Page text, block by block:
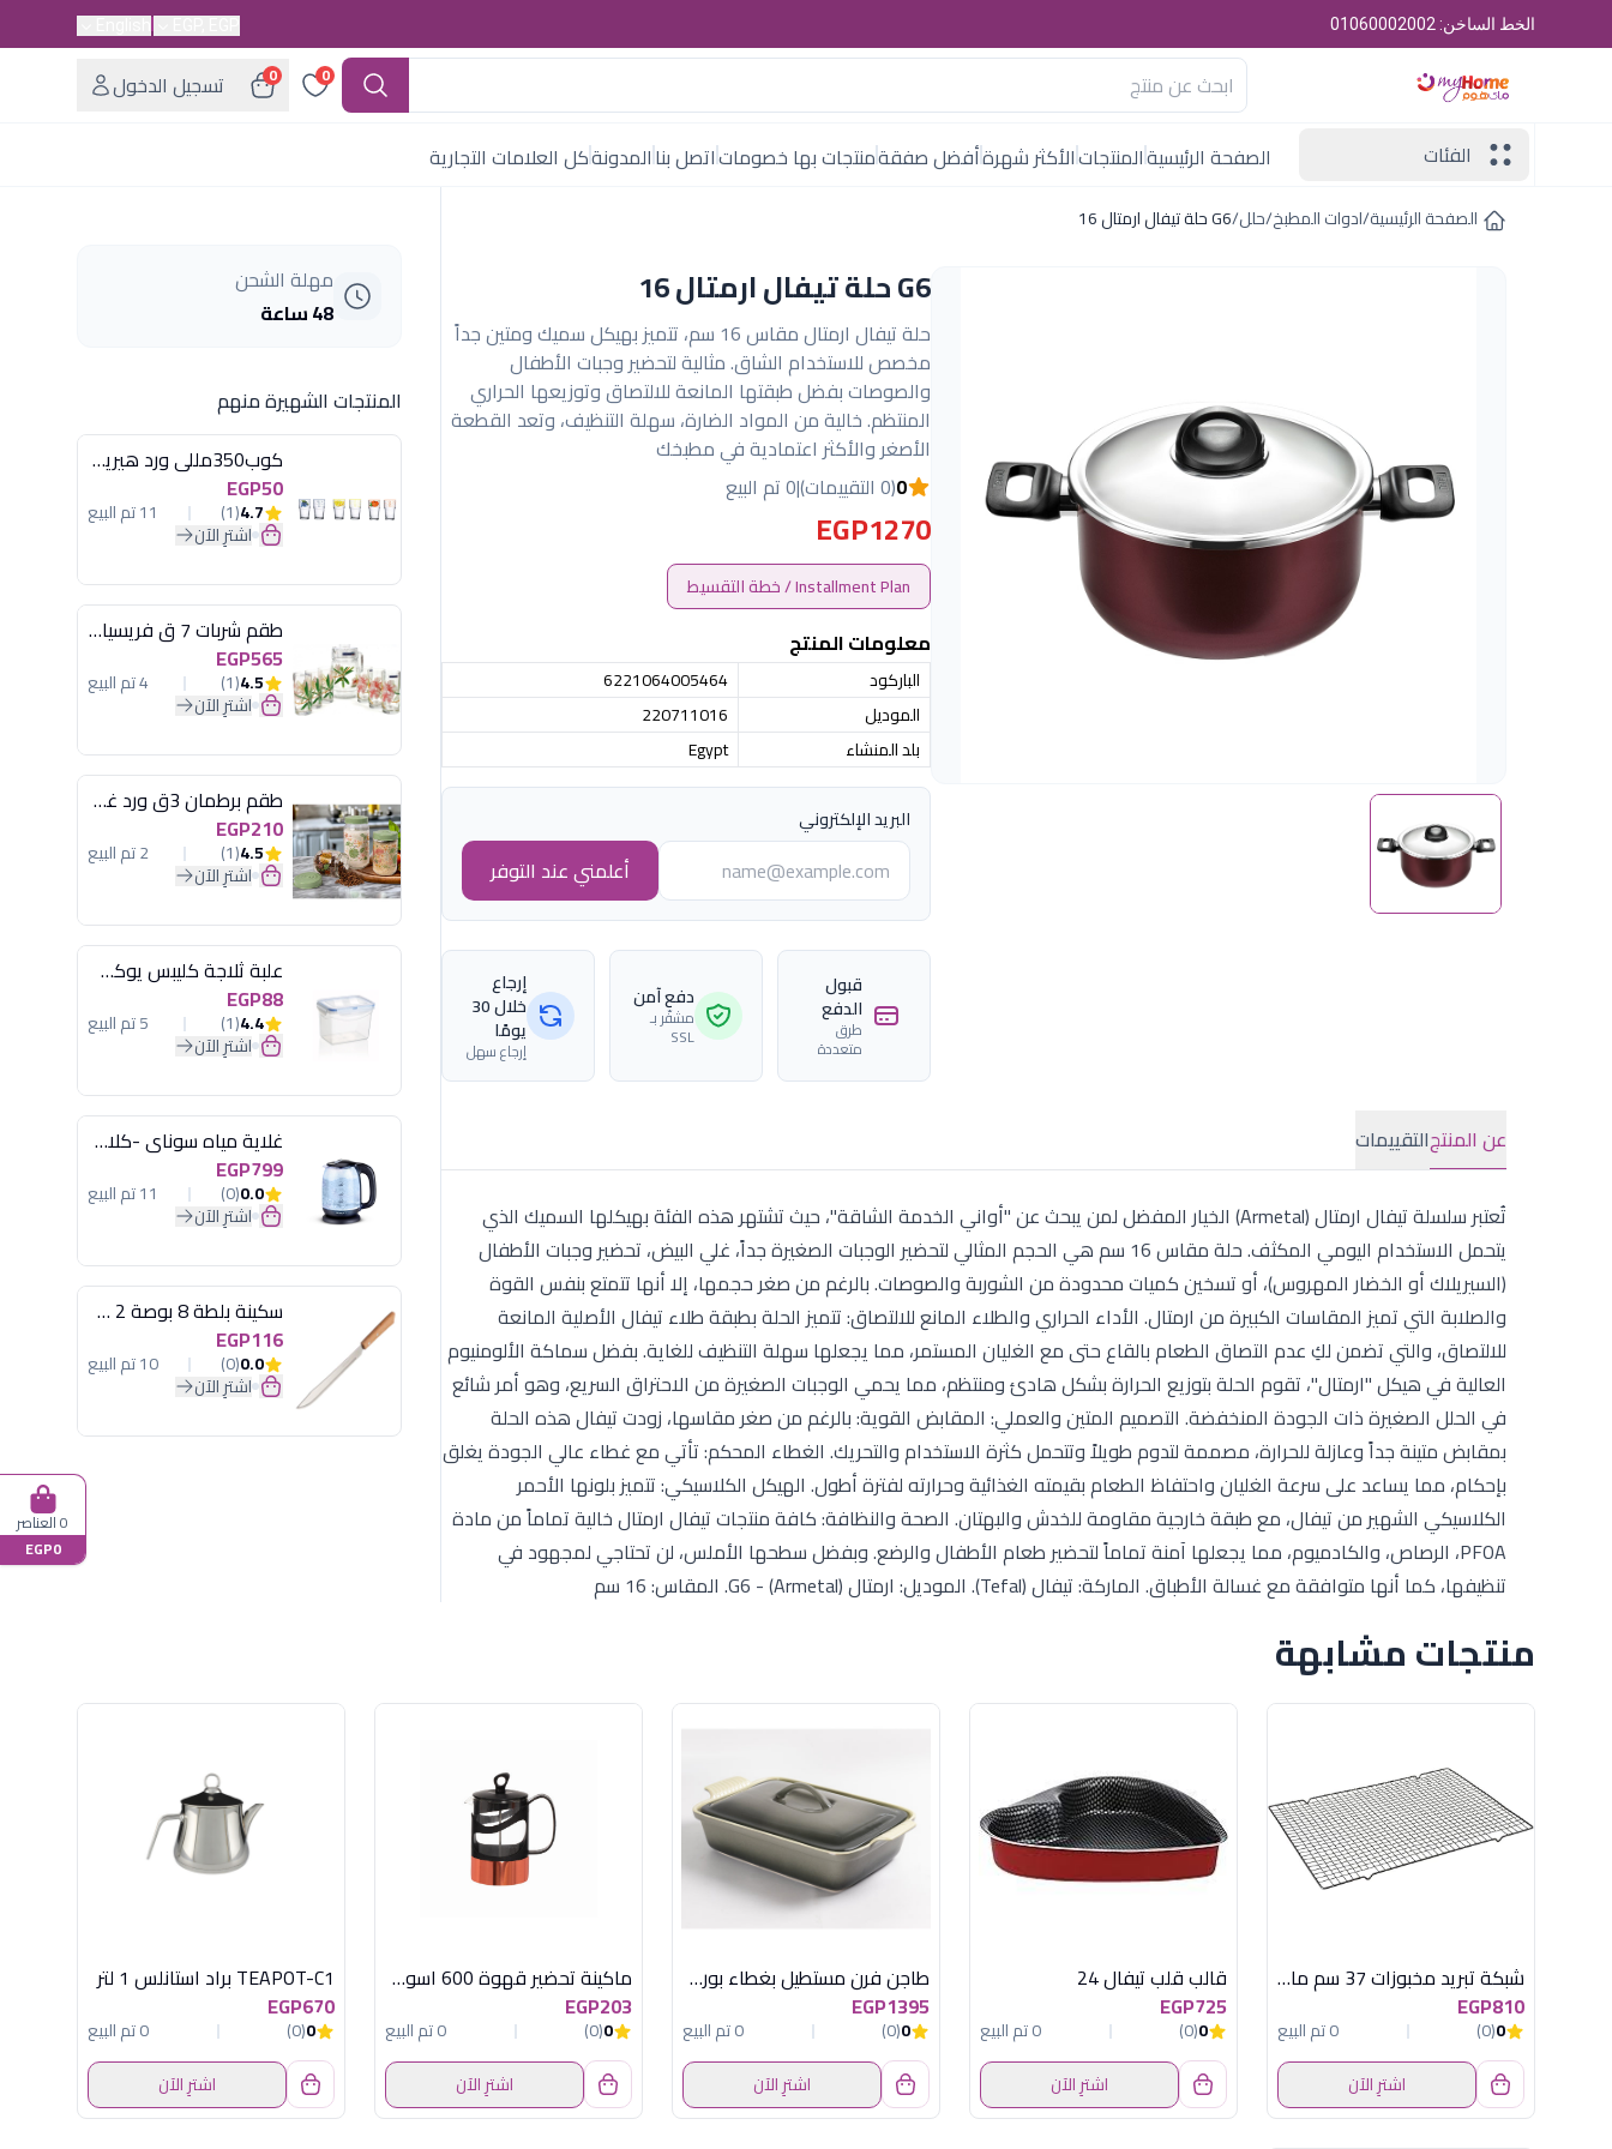
الخط الساخن: 01060002002
0
0
تسجيل الدخول
الفئات
الصفحة الرئيسيةالمنتجاتالأكثر شهرةأفضل صفقةمنتجات بها خصوماتاتصل بناالمدونةكل العلامات التجارية
الصفحة الرئيسية/ادوات المطبخ/حلل/G6 حلة تيفال ارمتال 16
G6 حلة تيفال ارمتال 16
حلة تيفال ارمتال مقاس 16 سم، تتميز بهيكل سميك ومتين جداً
مخصص للاستخدام الشاق. مثالية لتحضير وجبات الأطفال
والصوصات بفضل طبقتها المانعة للالتصاق وتوزيعها الحراري
المنتظم. خالية من المواد الضارة، سهلة التنظيف، وتعد القطعة
الأصغر والأكثر اعتمادية في مطبخك
0(0 التقييمات) |0 تم البيع
EGP1270
Installment Plan / خطة التقسيط
معلومات المنتج
الباركود
6221064005464
الموديل
220711016
بلد المنشاء
Egypt
البريد الإلكتروني
أعلمني عند التوفر
قبول
الدفع
طرق
متعددة
دفع آمن
مشفّر بـ
SSL
إرجاع
خلال 30
يومًا
إرجاع سهل
عن المنتجالتقييمات
تُعتبر سلسلة تيفال ارمتال (Armetal) الخيار المفضل لمن يبحث عن "أواني الخدمة الشاقة"، حيث تشتهر هذه الفئة بهيكلها السميك الذي
يتحمل الاستخدام اليومي المكثف. حلة مقاس 16 سم هي الحجم المثالي لتحضير الوجبات الصغيرة جداً، غلي البيض، تحضير وجبات الأطفال
(السيريلاك أو الخضار المهروس)، أو تسخين كميات محدودة من الشوربة والصوصات. بالرغم من صغر حجمها، إلا أنها تتمتع بنفس القوة
والصلابة التي تميز المقاسات الكبيرة من ارمتال. الأداء الحراري والطلاء المانع للالتصاق: تتميز الحلة بطبقة طلاء تيفال الأصلية المانعة
للالتصاق، والتي تضمن لكِ عدم التصاق الطعام بالقاع حتى مع الغليان المستمر، مما يجعلها سهلة التنظيف للغاية. بفضل سماكة الألومنيوم
العالية في هيكل "ارمتال"، تقوم الحلة بتوزيع الحرارة بشكل هادئ ومنتظم، مما يحمي الوجبات الصغيرة من الاحتراق السريع، وهو أمر شائع
في الحلل الصغيرة ذات الجودة المنخفضة. التصميم المتين والعملي: المقابض القوية: بالرغم من صغر مقاسها، زودت تيفال هذه الحلة
بمقابض متينة جداً وعازلة للحرارة، مصممة لتدوم طويلاً وتتحمل كثرة الاستخدام والتحريك. الغطاء المحكم: تأتي مع غطاء عالي الجودة يغلق
بإحكام، مما يساعد على سرعة الغليان واحتفاظ الطعام بقيمته الغذائية وحرارته لفترة أطول. الهيكل الكلاسيكي: تتميز بلونها الأحمر
الكلاسيكي الشهير من تيفال، مع طبقة خارجية مقاومة للخدش والبهتان. الصحة والنظافة: كافة منتجات تيفال ارمتال خالية تماماً من مادة
PFOA، الرصاص، والكادميوم، مما يجعلها آمنة تماماً لتحضير طعام الأطفال والرضع. وبفضل سطحها الأملس، لن تحتاجي لمجهود في
تنظيفها، كما أنها متوافقة مع غسالة الأطباق. الماركة: تيفال (Tefal). الموديل: ارمتال (Armetal) - G6. المقاس: 16 سم
مهلة الشحن
48 ساعة
المنتجات الشهيرة منهم
كوب350مللى ورد هيريفين
EGP50
4.7
(1) 11 تم البيع
اشترِ الآن
طقم شربات 7 ق فريسيا لومينارك
EGP565
4.5
(1) 4 تم البيع
اشترِ الآن
طقم برطمان 3ق ورد غطاء مينت جرين هيريفين
EGP210
4.5
(1) 2 تم البيع
اشترِ الآن
علبة ثلاجة كليبس يوكسان
EGP88
4.4
(1) 5 تم البيع
اشترِ الآن
غلاية مياه سوناي -كلاسيك 2200 وات، 1.7 لتر زجاج اضائة ليد - MAR-3752
EGP799
0.0
(0) 11 تم البيع
اشترِ الآن
سكينة بلطة 8 بوصة 2 مسمار
EGP116
0.0
(0) 10 تم البيع
اشترِ الآن
منتجات مشابهة
شبكة تبريد مخبوزات 37 سم ماربل نيوفلام
EGP810
0
(0)
0 تم البيع
اشترِ الآن
قالب قلب تيفال 24
EGP725
0
(0)
0 تم البيع
اشترِ الآن
طاجن فرن مستطيل بغطاء بورسلين رمادي رويال ألفريدو
EGP1395
0
(0)
0 تم البيع
اشترِ الآن
ماكينة تحضير قهوة 600 اسود*نحاسى هيريفين
EGP203
0
(0)
0 تم البيع
اشترِ الآن
TEAPOT-C1 براد استانلس 1 لتر
EGP670
0
(0)
0 تم البيع
اشترِ الآن
0 العناصر
EGP0